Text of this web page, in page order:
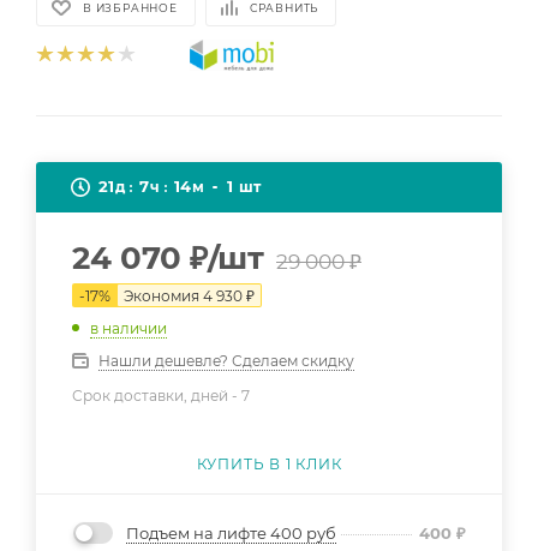
В ИЗБРАННОЕ СРАВНИТЬ
21д 7ч 14м 1 шт
24 070 ₽/шт 29 000₽
-17% Экономия 4 930 ₽
в наличии
Нашли дешевле? Сделаем скидку
Срок доставки, дней - 7
КУПИТЬ В 1 КЛИК
Подъем на лифте 400 руб 400 ₽